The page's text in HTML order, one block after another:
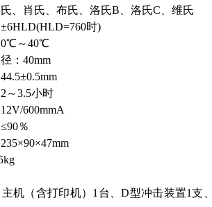
、肖氏、布氏、洛氏B、洛氏C、维氏
时)
0℃～40℃
：40mm
～3.5小时
600mmA
％
主机（含打印机）1台、D型冲击装置1